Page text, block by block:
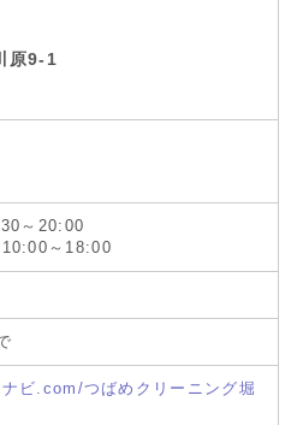
原9-1
～20:00
10:00～18:00
ビ.com/つばめクリーニング堀